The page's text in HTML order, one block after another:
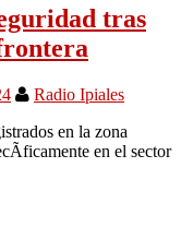
tras
Radio Ipiales
en la zona
en el sector